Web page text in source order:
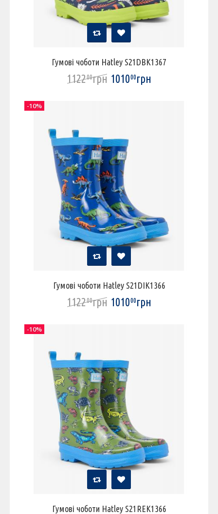
Гумові чоботи Hatley S21DBK1367
112200грн 101000грн
Гумові чоботи Hatley S21DIK1366
112200грн 101000грн
-10%
Гумові чоботи Hatley S21REK1366
-10%